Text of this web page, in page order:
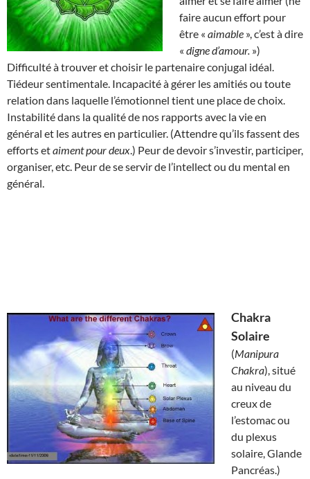
faire aucun effort pour
être « aimable », c’est à dire
« digne d’amour. »)
Difficulté à trouver et choisir le partenaire conjugal idéal.
Tiédeur sentimentale. Incapacité à gérer les amitiés ou toute
relation dans laquelle l’émotionnel tient une place de choix.
Instabilité dans la qualité de nos rapports avec la vie en
général et les autres en particulier. (Attendre qu’ils fassent des
efforts etaiment pour deux.) Peur de devoir s’investir, participer,
organiser, etc. Peur de se servir de l’intellect ou du mental en
général.
Chakra
Solaire
(Manipura
Chakra), situé
au niveau du
creux de
l’estomac ou
du plexus
solaire, Glande
Pancréas.)